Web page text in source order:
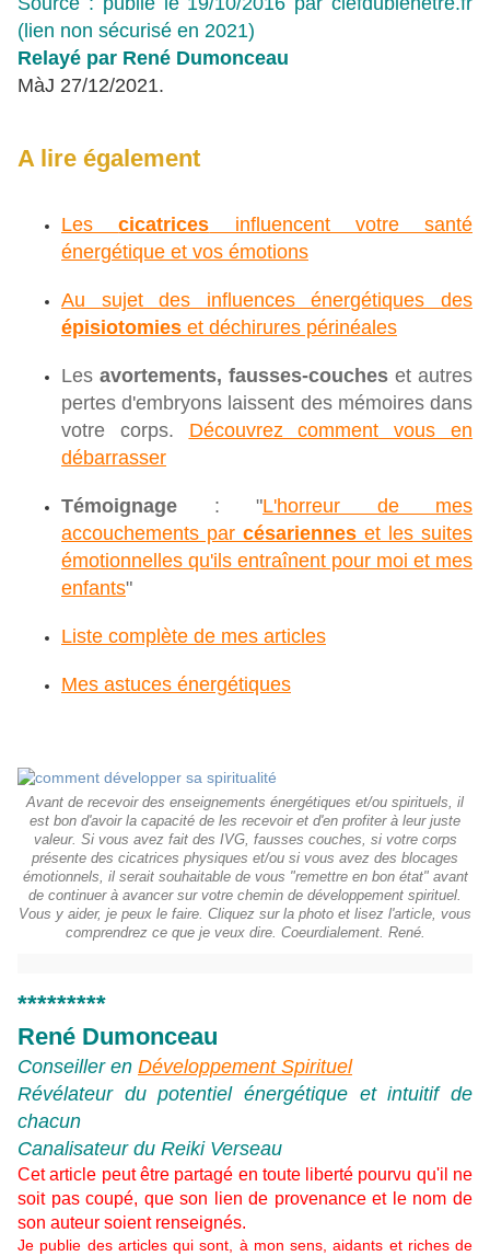
(lien non sécurisé en 2021)
Relayé par René Dumonceau
MàJ 27/12/2021.
A lire également
Lescicatrices influencent votre santé
énergétique et vos émotions
Au sujet des influences énergétiques des
épisiotomies et déchirures périnéales
Les avortements, fausses-couches et autres
pertes d'embryons laissent des mémoires dans
votre corps.
Découvrez comment vous en
débarrasser
Témoignage : "L'horreur de mes
accouchements par césariennes et les suites
émotionnelles qu'ils entraînent pour moi et mes
enfants"
Liste complète de mes articles
Mes astuces énergétiques
Avant de recevoir des enseignements énergétiques et/ou spirituels, il
est bon d'avoir la capacité de les recevoir et d'en profiter à leur juste
valeur. Si vous avez fait des IVG, fausses couches, si votre corps
présente des cicatrices physiques et/ou si vous avez des blocages
émotionnels, il serait souhaitable de vous "remettre en bon état" avant
de continuer à avancer sur votre chemin de développement spirituel.
Vous y aider, je peux le faire. Cliquez sur la photo et lisez l'article, vous
comprendrez ce que je veux dire. Coeurdialement. René.
*********
René Dumonceau
Conseiller en Développement Spirituel
Révélateur du potentiel énergétique et intuitif de
chacun
Canalisateur du Reiki Verseau
Cet article peut être partagé en toute liberté pourvu qu'il ne
soit pas coupé, que son lien de provenance et le nom de
son auteur soient renseignés.
Je publie des articles qui sont, à mon sens, aidants et riches de